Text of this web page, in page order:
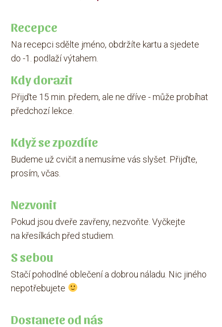
Recepce
Na recepci sdělte jméno, obdržíte kartu a sjedete
do -1. podlaží výtahem.
Kdy dorazit
Přijďte 15 min. předem, ale ne dříve - může probíhat
předchozí lekce.
Když se zpozdíte
Budeme už cvičit a nemusíme vás slyšet. Přijďte,
prosím, včas.
Nezvonit
Pokud jsou dveře zavřeny, nezvoňte. Vyčkejte
na křesílkách před studiem.
S sebou
Stačí pohodlné oblečení a dobrou náladu. Nic jiného
nepotřebujete
Dostanete od nás